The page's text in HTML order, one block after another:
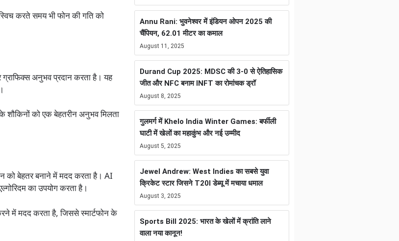
करते समय भी फोन की गति को
अनुभव प्रदान करता है। यह
शौकिनों को एक बेहतरीन अनुभव मिलता
बेहतर बनाने में मदद करता है। AI
का उपयोग करता है।
में मदद करता है, जिससे स्मार्टफोन के
Annu Rani: भुवनेश्वर में इंडियन ओपन 2025 की
चैंपियन, 62.01 मीटर का कमाल
August 11, 2025
Durand Cup 2025: MDSC की 3-0 से ऐतिहासिक
जीत और NFC बनाम INFT का रोमांचक ड्रॉ
August 8, 2025
गुलमर्ग में Khelo India Winter Games: बर्फीली
घाटी में खेलों का महाकुंभ और नई उम्मीद
August 5, 2025
Jewel Andrew: West Indies का सबसे युवा
क्रिकेट स्टार जिसने T20I डेब्यू में मचाया धमाल
August 3, 2025
Sports Bill 2025: भारत के खेलों में क्रांति लाने
वाला नया कानून!